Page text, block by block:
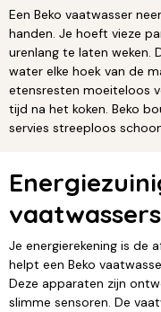
Een Beko vaatwasser
handen. Je hoeft vieze
urenlang te laten weken.
water elke hoek van de
etensresten moeiteloos
tijd na het koken. Beko
servies streeploos
vaatwassers
Je energierekening is de
helpt een Beko
Deze apparaten zijn
slimme sensoren. De